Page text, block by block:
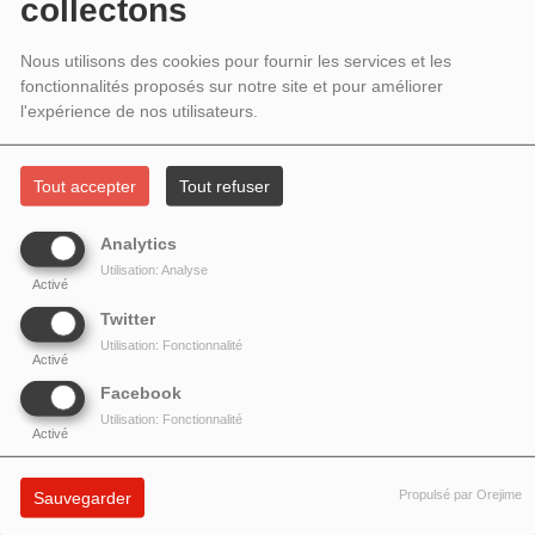
collectons
Nous utilisons des cookies pour fournir les services et les
fonctionnalités proposés sur notre site et pour améliorer
l'expérience de nos utilisateurs.
Tout accepter Tout refuser
Analytics
Activé
Utilisation: Analyse
Twitter
Activé
Utilisation: Fonctionnalité
Facebook
Activé
Utilisation: Fonctionnalité
Sauvegarder Propulsé par Orejime
MARGHERITA TREFOLONI DE LA CIE
LA MAGGESE
Anna Andreottiet
présentent les activités de leur